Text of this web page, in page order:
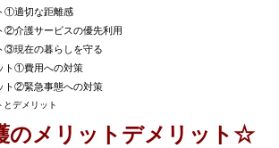
①適切な距離感
②介護サービスの優先利用
③現在の暮らしを守る
ト①費用への対策
ト②緊急事態への対策
とデメリット
のメリットデメリット☆